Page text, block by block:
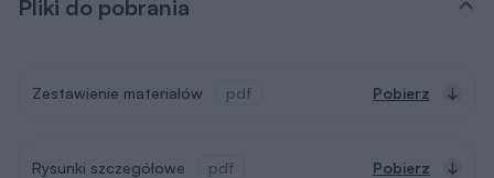
Pliki do pobrania
Zestawienie materiałów pdf Pobierz
Rysunki szczegółowe pdf Pobierz